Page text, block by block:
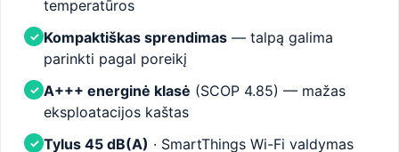
temperatūros
✓ Kompaktiškas sprendimas — talpą galima
parinkti pagal poreikį
✓ A+++ energinė klasė (SCOP 4.85) — mažas
eksploatacijos kaštas
✓ Tylus 45 dB(A) · SmartThings Wi-Fi valdymas